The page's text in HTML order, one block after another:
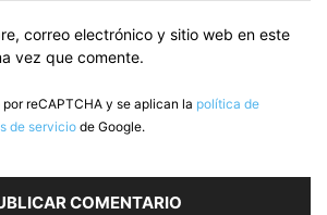
correo electrónico y sitio web en este
vez que comente.
reCAPTCHA y se aplican la política de
de servicio de Google.